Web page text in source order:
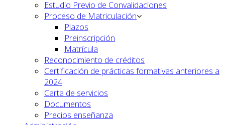
Estudio Previo de Convalidaciones
Proceso de Matriculación
Plazos
Preinscripción
Matrícula
Reconocimiento de créditos
Certificación de prácticas formativas anteriores a
2024
Carta de servicios
Documentos
Precios enseñanza